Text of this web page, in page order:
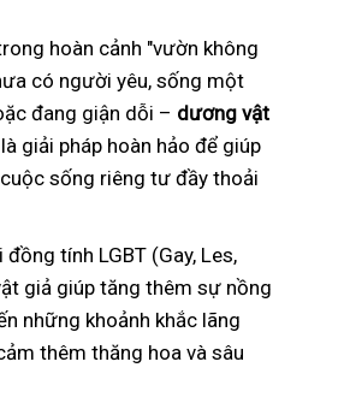
hoàn cảnh "vườn không
có người yêu, sống một
đang giận dỗi – dương vật
giải pháp hoàn hảo để giúp
sống riêng tư đầy thoải
tính LGBT (Gay, Les,
giả giúp tăng thêm sự nồng
những khoảnh khắc lãng
thêm thăng hoa và sâu